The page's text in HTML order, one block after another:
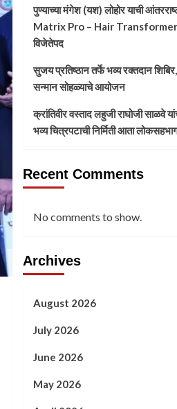
पुण्याच्या मंगेश (यश) लोहोर याची
Matrix Pro – Hair Transformer
विजेतेपद
सुजय प्रतिष्ठान तर्फे भव्य रक्तदान
सन्मान सोहळ्याचे आयोजन
क्रांतिवीर वस्ताद लहुजी राघोजी साळवे
भव्य चित्रपटाची निर्मिती आता
Recent Comments
No comments to show.
Archives
August 2026
July 2026
June 2026
May 2026